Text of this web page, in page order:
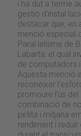
i ha dut a terme
gestió
destacar que, en
menció especial
Paral·lelisme de
Labarta, el qual
de computadors i
Aquesta menció
reconèixer
promoure l'ús del
combinació de
petita i mitjana
rendiment i